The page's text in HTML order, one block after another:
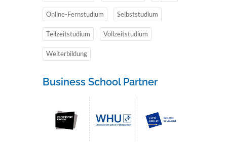
Online-Fernstudium Selbststudium
Teilzeitstudium Vollzeitstudium
Weiterbildung
Business School Partner